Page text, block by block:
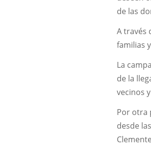
de las
A través
familias
La
de la
vecinos
Por otra
desde